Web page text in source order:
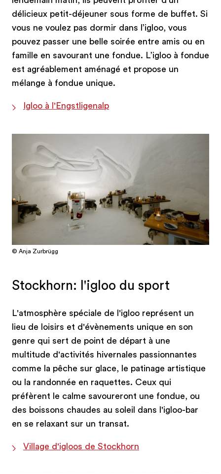
délicieux petit-déjeuner sous forme de buffet. Si
vous ne voulez pas dormir dans l’igloo, vous
pouvez passer une belle soirée entre amis ou en
famille en savourant une fondue. L’igloo à fondue
est agréablement aménagé et propose un
mélange à fondue unique.
Igloo à l'Engstligenalp
© Anja Zurbrügg
Stockhorn: l'igloo du sport
L'atmosphère spéciale de l'igloo représent un
lieu de loisirs et d'évènements unique en son
genre qui sert de point de départ à une
multitude d'activités hivernales passionnantes
comme la pêche sur glace, le patinage artistique
ou la randonnée en raquettes. Ceux qui
préfèrent le calme savoureront une fondue, ou
des boissons chaudes au soleil dans l'igloo-bar
en se relaxant sur un transat.
Village d'igloos de Stockhorn